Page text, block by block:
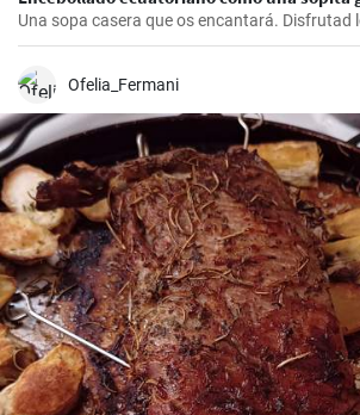
Una sopa casera que os encantará. Disfrutad
Ofelia_Fermani